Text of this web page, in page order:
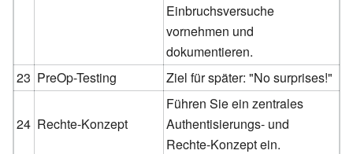
Einbruchsversuche
vornehmen und
dokumentieren.
23 PreOp-Testing Ziel für später: "No surprises!"
24 Rechte-Konzept
Führen Sie ein zentrales
Authentisierungs- und
Rechte-Konzept ein.